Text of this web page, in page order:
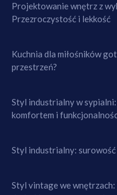
Projektowanie wnętrz z
Przezroczystość i lekkość
Kuchnia dla miłośników
przestrzeń?
Styl industrialny w
komfortem i
Styl industrialny: surowość
Styl vintage we wnętrzach: